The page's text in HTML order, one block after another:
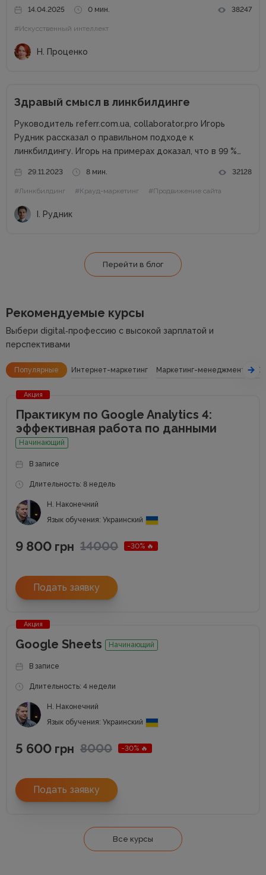
14.04.2025 0 мин. 38247
#Искусственный интеллект
Н. Проценко
Здравый смысл в линкбилдинге
Руководитель referr.com.ua, collaborator.pro Игорь
Рудник рассказал о правильном подходе к
линкбилдингу. Игорь на примерах доказал, что в 99 %
Сайты можно продвигать множеством способов, среди
которых есть и PBN. При этом PBN разделяются...
29.11.2023 8 мин. 32128
#Линкбилдинг #Крауд-маркетинг #Продвижение сайта
І. Рудник
Перейти в блог
Рекомендуемые курсы
Выбери digital‑профессию с высокой зарплатой и
перспективами
Популярные Интернет-маркетинг Маркетинг-менеджмент
Акция
Практикум по Google Analytics 4:
эффективная работа по данными
Начинающий
В записе
Длительность: 8 недель
Н. Наконечний
Язык обучения: Украинский
9 800 грн 14000 -30% 🔥
Подать заявку
Акция
Google Sheets Начинающий
В записе
Длительность: 4 недели
Н. Наконечний
Язык обучения: Украинский
5 600 грн 8000 -30% 🔥
Подать заявку
Все курсы